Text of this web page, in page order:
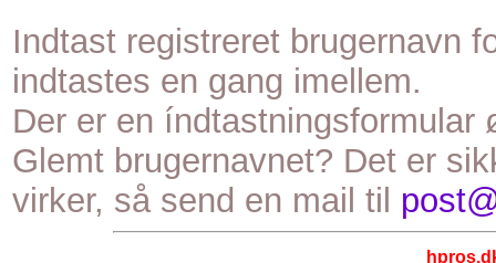
Indtast registreret brugernavn
indtastes en gang imellem.
Der er en
Glemt brugernavnet? Det er
virker, så send en mail til